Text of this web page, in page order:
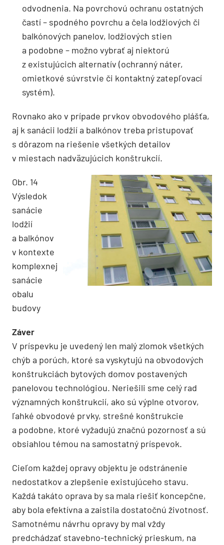
odvodnenia. Na povrchovú ochranu ostatných
častí – spodného povrchu a čela lodžiových či
balkónových panelov, lodžiových stien
a podobne – možno vybrať aj niektorú
z existujúcich alternatív (ochranný náter,
omietkové súvrstvie či kontaktný zatepľovací
systém).
Rovnako ako v prípade prvkov obvodového plášťa,
aj k sanácii lodžií a balkónov treba pristupovať
s dôrazom na riešenie všetkých detailov
v miestach nadväzujúcich konštrukcií.
Obr. 14
Výsledok
sanácie
lodžií
a balkónov
v kontexte
komplexnej
sanácie
obalu
budovy
Záver
V príspevku je uvedený len malý zlomok všetkých
chýb a porúch, ktoré sa vyskytujú na obvodových
konštrukciách bytových domov postavených
panelovou technológiou. Neriešili sme celý rad
významných konštrukcií, ako sú výplne otvorov,
ľahké obvodové prvky, strešné konštrukcie
a podobne, ktoré vyžadujú značnú pozornosť a sú
obsiahlou témou na samostatný príspevok.
Cieľom každej opravy objektu je odstránenie
nedostatkov a zlepšenie existujúceho stavu.
Každá takáto oprava by sa mala riešiť koncepčne,
aby bola efektívna a zaistila dostatočnú životnosť.
Samotnému návrhu opravy by mal vždy
predchádzať stavebno-technický prieskum, na